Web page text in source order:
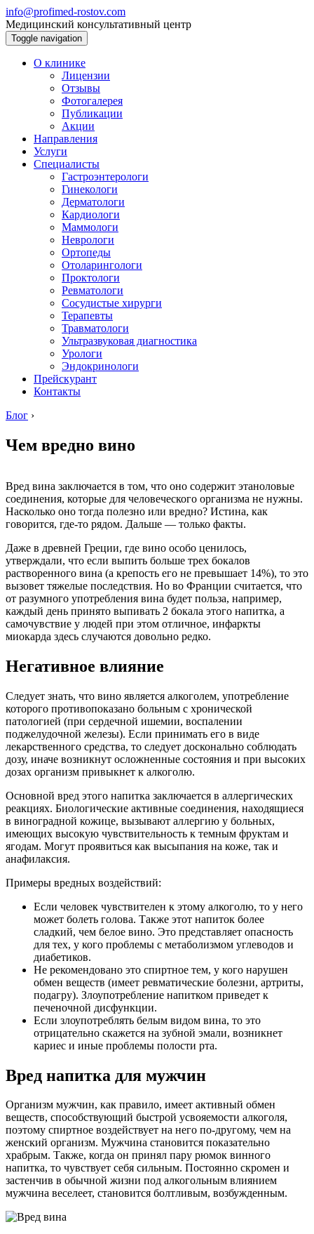
info@profimed-rostov.com
Медицинский консультативный центр
Toggle navigation
О клинике
Лицензии
Отзывы
Фотогалерея
Публикации
Акции
Направления
Услуги
Специалисты
Гастроэнтерологи
Гинекологи
Дерматологи
Кардиологи
Маммологи
Неврологи
Ортопеды
Отоларингологи
Проктологи
Ревматологи
Сосудистые хирурги
Терапевты
Травматологи
Ультразвуковая диагностика
Урологи
Эндокринологи
Прейскурант
Контакты
Блог ›
Чем вредно вино
Вред вина заключается в том, что оно содержит этаноловые
соединения, которые для человеческого организма не нужны.
Насколько оно тогда полезно или вредно? Истина, как
говорится, где-то рядом. Дальше — только факты.
Даже в древней Греции, где вино особо ценилось,
утверждали, что если выпить больше трех бокалов
растворенного вина (а крепость его не превышает 14%), то это
вызовет тяжелые последствия. Но во Франции считается, что
от разумного употребления вина будет польза, например,
каждый день принято выпивать 2 бокала этого напитка, а
самочувствие у людей при этом отличное, инфаркты
миокарда здесь случаются довольно редко.
Негативное влияние
Следует знать, что вино является алкоголем, употребление
которого противопоказано больным с хронической
патологией (при сердечной ишемии, воспалении
поджелудочной железы). Если принимать его в виде
лекарственного средства, то следует досконально соблюдать
дозу, иначе возникнут осложненные состояния и при высоких
дозах организм привыкнет к алкоголю.
Основной вред этого напитка заключается в аллергических
реакциях. Биологические активные соединения, находящиеся
в виноградной кожице, вызывают аллергию у больных,
имеющих высокую чувствительность к темным фруктам и
ягодам. Могут проявиться как высыпания на коже, так и
анафилаксия.
Примеры вредных воздействий:
Если человек чувствителен к этому алкоголю, то у него
может болеть голова. Также этот напиток более
сладкий, чем белое вино. Это представляет опасность
для тех, у кого проблемы с метаболизмом углеводов и
диабетиков.
Не рекомендовано это спиртное тем, у кого нарушен
обмен веществ (имеет ревматические болезни, артриты,
подагру). Злоупотребление напитком приведет к
печеночной дисфункции.
Если злоупотреблять белым видом вина, то это
отрицательно скажется на зубной эмали, возникнет
кариес и иные проблемы полости рта.
Вред напитка для мужчин
Организм мужчин, как правило, имеет активный обмен
веществ, способствующий быстрой усвояемости алкоголя,
поэтому спиртное воздействует на него по-другому, чем на
женский организм. Мужчина становится показательно
храбрым. Также, когда он принял пару рюмок винного
напитка, то чувствует себя сильным. Постоянно скромен и
застенчив в обычной жизни под алкогольным влиянием
мужчина веселеет, становится болтливым, возбужденным.